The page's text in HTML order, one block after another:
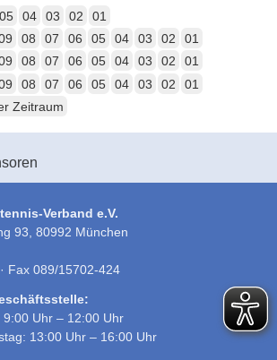
05 04 03 02 01
08 07 06 05 04 03 02 01
08 07 06 05 04 03 02 01
08 07 06 05 04 03 02
01
Zeitraum
Verband e.V.
93, 80992 München
· Fax 089/15702-424
Uhr – 12:00 Uhr
13:00 Uhr – 16:00 Uhr